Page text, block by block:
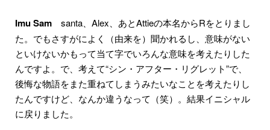
Imu Sam
santa、Alex、あとAttieの本名からRをとりまし
た。でもさすがによく（由来を）聞かれるし、意味がない
といけないかもって当て字でいろんな意味を考えたりした
んですよ。で、考えて“シン・アフター・リグレット”で、
後悔な物語をまた重ねてしまうみたいなことを考えたりし
たんですけど、なんか違うなって（笑）。結果イニシャル
に戻りました。